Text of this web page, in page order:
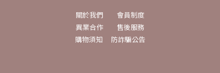
關於我們
會員制度
異業合作
售後服務
購物須知
防詐騙公告